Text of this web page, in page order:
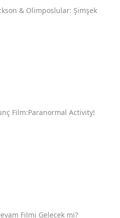
& Olimposlular: Şimşek
Film:Paranormal Activity!
Filmi Gelecek mi?